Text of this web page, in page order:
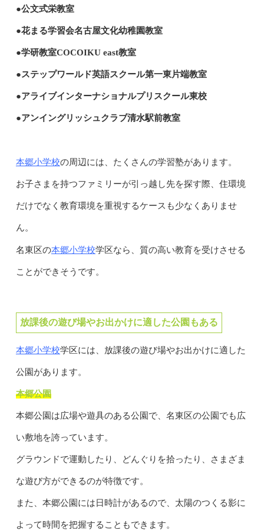
●公文式栄教室
●花まる学習会名古屋文化幼稚園教室
●学研教室COCOIKU east教室
●ステップワールド英語スクール第一東片端教室
●アライブインターナショナルプリスクール東校
●アンイングリッシュクラブ清水駅前教室
本郷小学校の周辺には、たくさんの学習塾があります。
お子さまを持つファミリーが引っ越し先を探す際、住環境
だけでなく教育環境を重視するケースも少なくありませ
ん。
名東区の本郷小学校学区なら、質の高い教育を受けさせる
ことができそうです。
放課後の遊び場やお出かけに適した公園もある
本郷小学校学区には、放課後の遊び場やお出かけに適した
公園があります。
本郷公園
本郷公園は広場や遊具のある公園で、名東区の公園でも広
い敷地を誇っています。
グラウンドで運動したり、どんぐりを拾ったり、さまざま
な遊び方ができるのが特徴です。
また、本郷公園には日時計があるので、太陽のつくる影に
よって時間を把握することもできます。